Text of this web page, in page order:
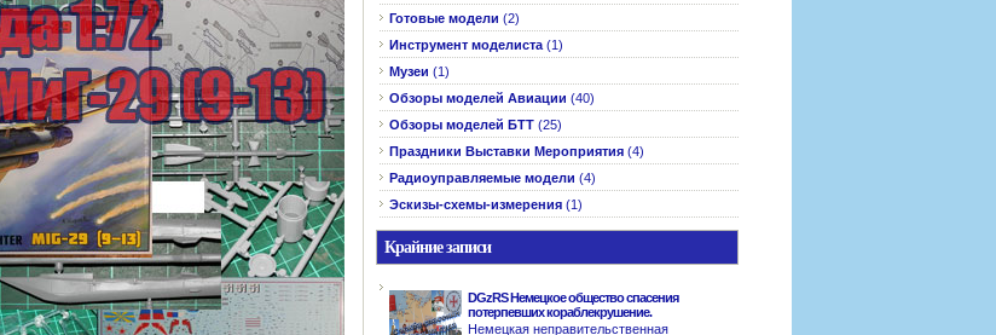
Готовые модели (2)
Инструмент моделиста (1)
Музеи (1)
Обзоры моделей Авиации (40)
Обзоры моделей БТТ (25)
Праздники Выставки Мероприятия (4)
Радиоуправляемые модели (4)
Эскизы-схемы-измерения (1)
Крайние записи
DGzRS Немецкое общество спасения
потерпевших кораблекрушение.
Немецкая неправительственная